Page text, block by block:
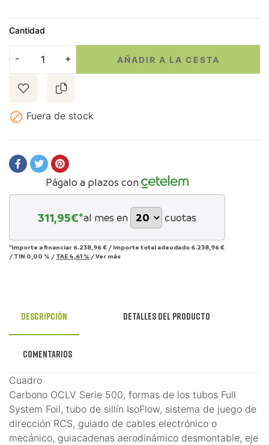
Cantidad
AÑADIR A LA CESTA
 Fuera de stock
Págalo a plazos con
311,95€*al mes en cuotas
*Importe a financiar 6.238,96 € / Importe total adeudado 6.238,96 €
/ TIN 0,00 % / TAE 4,61 % /Ver más
Descripción Detalles del producto
Comentarios
Cuadro
Carbono OCLV Serie 500, formas de los tubos Full
System Foil, tubo de sillín IsoFlow, sistema de juego de
dirección RCS, guiado de cables electrónico o
mecánico, guiacadenas aerodinámico desmontable, eje